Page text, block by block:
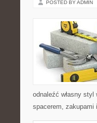
POSTED BY ADMIN
odnaleźć własny
spacerem,